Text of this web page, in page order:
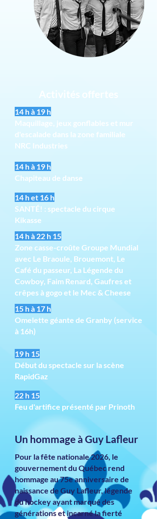
Activités offertes
14 h à 19 h
Maquillage, jeux gonflables et mur
d'escalade dans la zone familiale
NRC Industries
14 h à 19 h
Chapiteau de danse
14 h et 16 h
SANTÉ! : spectacle du cirque
Kikasse
14 h à 22 h 15
Zone casse-croûte Groupe Mundial
avec Le Braoule, Brouemont, Le
Café du passeur, La Légende du
Cowboy, Faim Renard, Gaufres et
crêpes à gogo et le Mec & Cheese
15 h à 17 h
Omelette géante de Granby (service
à 16h)
19 h 15
Début du spectacle sur la scène
RapidGaz
22 h 15
Feu d'artifice présenté par Prinoth
Un hommage à Guy Lafleur
Pour la fête nationale 2026, le
gouvernement du Québec rend
hommage au 75e anniversaire de
naissance de Guy Lafleur, légende
du hockey ayant marqué des
générations et incarné la fierté